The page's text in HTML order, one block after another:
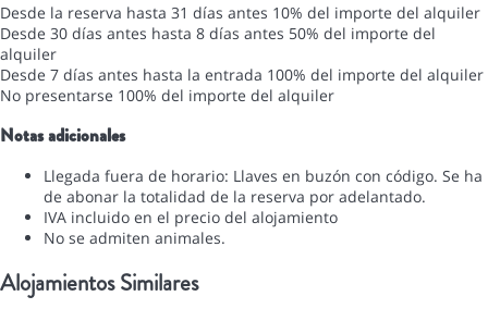
Desde la reserva hasta 31 días antes 10% del importe del alquiler
Desde 30 días antes hasta 8 días antes 50% del importe del
alquiler
Desde 7 días antes hasta la entrada 100% del importe del alquiler
No presentarse 100% del importe del alquiler
Notas adicionales
Llegada fuera de horario: Llaves en buzón con código. Se ha
de abonar la totalidad de la reserva por adelantado.
IVA incluido en el precio del alojamiento
No se admiten animales.
Alojamientos Similares